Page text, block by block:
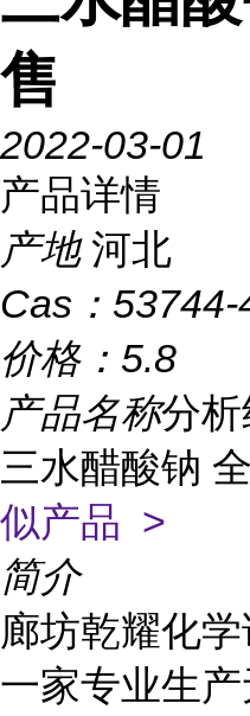
售
2022-03-01
产品详情
产地 河北
Cas： 53744-
价格： 5.8
产品名称分
三水醋酸钠
似产品 >
简介
廊坊乾耀化
一家专业生